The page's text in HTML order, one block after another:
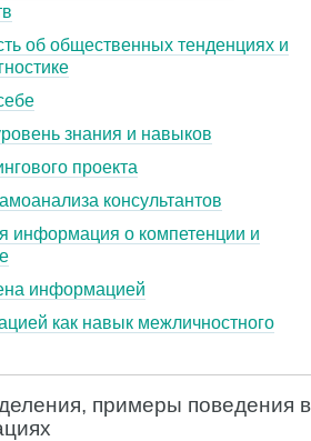
об общественных тенденциях и
знания и навыков
проекта
консультантов
информация о компетенции и
информацией
как навык межличностного
примеры поведения в